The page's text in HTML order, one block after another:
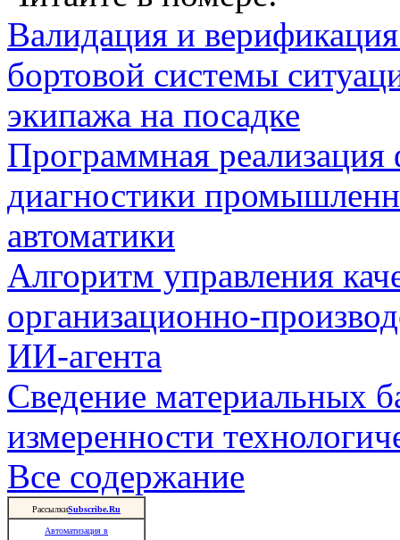
Валидация и
бортовой системы
экипажа на посадке
Программная
диагностики
автоматики
Алгоритм управления
организационно-
ИИ-агента
Сведение материальных
измеренности
Все содержание
РассылкиSubscribe.Ru
Автоматизация в